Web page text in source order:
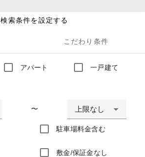
検索条件を設定する
こだわり条件
アパート 一戸建て
〜 上限なし
駐車場料金含む
敷金/保証金なし